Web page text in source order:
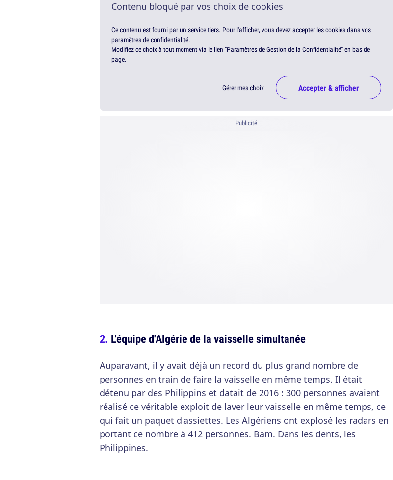
Contenu bloqué par vos choix de cookies
Ce contenu est fourni par un service tiers. Pour l'afficher, vous devez accepter les cookies dans vos
paramètres de confidentialité.
Modifiez ce choix à tout moment via le lien "Paramètres de Gestion de la Confidentialité" en bas de
page.
Gérer mes choix Accepter & afficher
Publicité
L'équipe d'Algérie de la vaisselle simultanée
Auparavant, il y avait déjà un record du plus grand nombre de
personnes en train de faire la vaisselle en même temps. Il était
détenu par des Philippins et datait de 2016 : 300 personnes avaient
réalisé ce véritable exploit de laver leur vaisselle en même temps, ce
qui fait un paquet d'assiettes. Les Algériens ont explosé les radars en
portant ce nombre à 412 personnes. Bam. Dans les dents, les
Philippines.